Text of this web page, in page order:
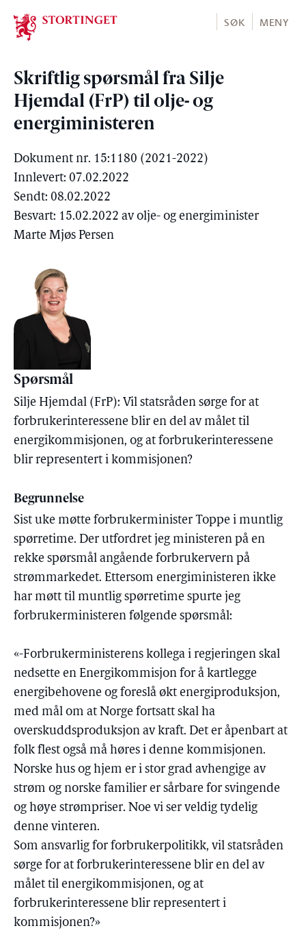
Stortinget.no
SØK MENY
Skriftlig spørsmål fra Silje
Hjemdal (FrP) til olje- og
energiministeren
Dokument nr. 15:1180 (2021-2022)
Innlevert: 07.02.2022
Sendt: 08.02.2022
Besvart: 15.02.2022 av olje- og energiminister
Marte Mjøs Persen
Spørsmål
Silje Hjemdal (FrP): Vil statsråden sørge for at
forbrukerinteressene blir en del av målet til
energikommisjonen, og at forbrukerinteressene
blir representert i kommisjonen?
Begrunnelse
Sist uke møtte forbrukerminister Toppe i muntlig
spørretime. Der utfordret jeg ministeren på en
rekke spørsmål angående forbrukervern på
strømmarkedet. Ettersom energiministeren ikke
har møtt til muntlig spørretime spurte jeg
forbrukerministeren følgende spørsmål:
«-Forbrukerministerens kollega i regjeringen skal
nedsette en Energikommisjon for å kartlegge
energibehovene og foreslå økt energiproduksjon,
med mål om at Norge fortsatt skal ha
overskuddsproduksjon av kraft. Det er åpenbart at
folk flest også må høres i denne kommisjonen.
Norske hus og hjem er i stor grad avhengige av
strøm og norske familier er sårbare for svingende
og høye strømpriser. Noe vi ser veldig tydelig
denne vinteren.
Som ansvarlig for forbrukerpolitikk, vil statsråden
sørge for at forbrukerinteressene blir en del av
målet til energikommisjonen, og at
forbrukerinteressene blir representert i
kommisjonen?»